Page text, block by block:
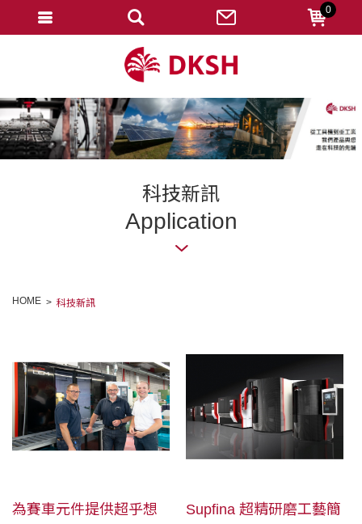
科技新訊
Application
HOME 科技新訊
為賽車元件提供超乎想
Supfina 超精研磨工藝簡
0
忘記密碼
變更密碼
修改個人資料
我的收藏